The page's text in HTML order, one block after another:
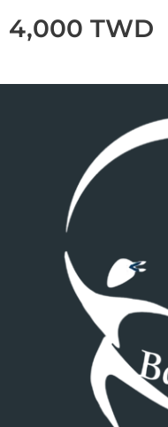
4,000 TWD